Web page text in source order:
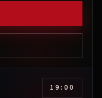
19:00